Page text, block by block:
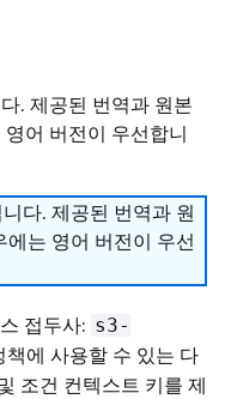
. 제공된 번역과 원본
어 버전이 우선합니
다. 제공된 번역과 원
는 영어 버전이 우선
접두사: s3-
책에 사용할 수 있는 다
조건 컨텍스트 키를 제